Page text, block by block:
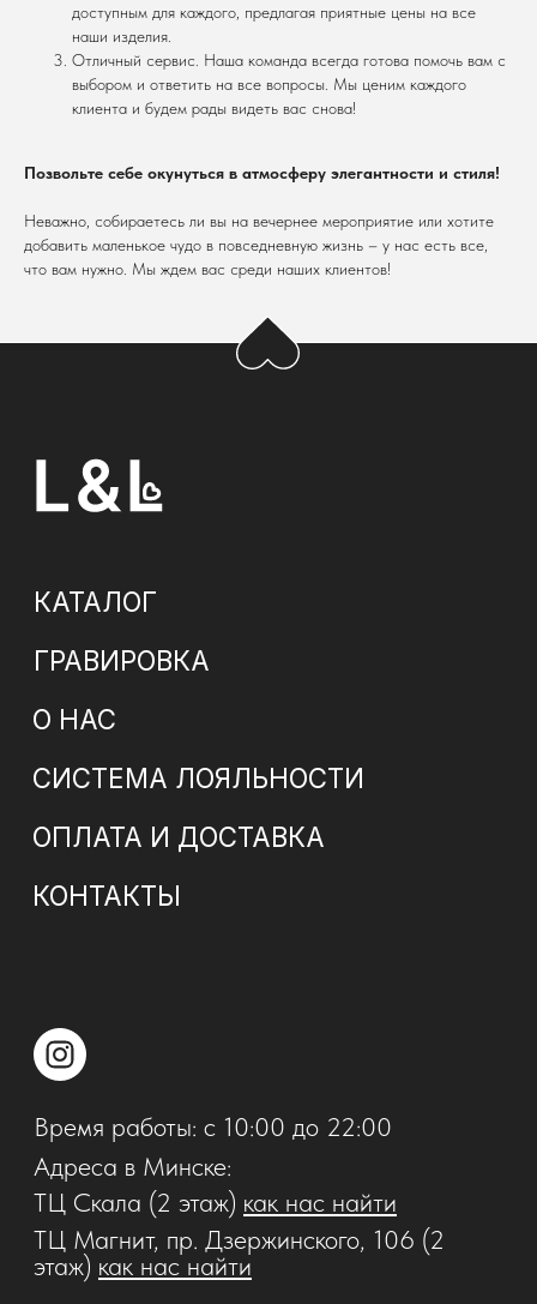
не
найдено
доступным для каждого, предлагая приятные цены на все
наши изделия.
Отличный сервис. Наша команда всегда готова помочь вам с
выбором и ответить на все вопросы. Мы ценим каждого
клиента и будем рады видеть вас снова!
Позвольте себе окунуться в атмосферу элегантности и стиля!
Неважно, собираетесь ли вы на вечернее мероприятие или хотите
добавить маленькое чудо в повседневную жизнь – у нас есть все,
что вам нужно. Мы ждем вас среди наших клиентов!